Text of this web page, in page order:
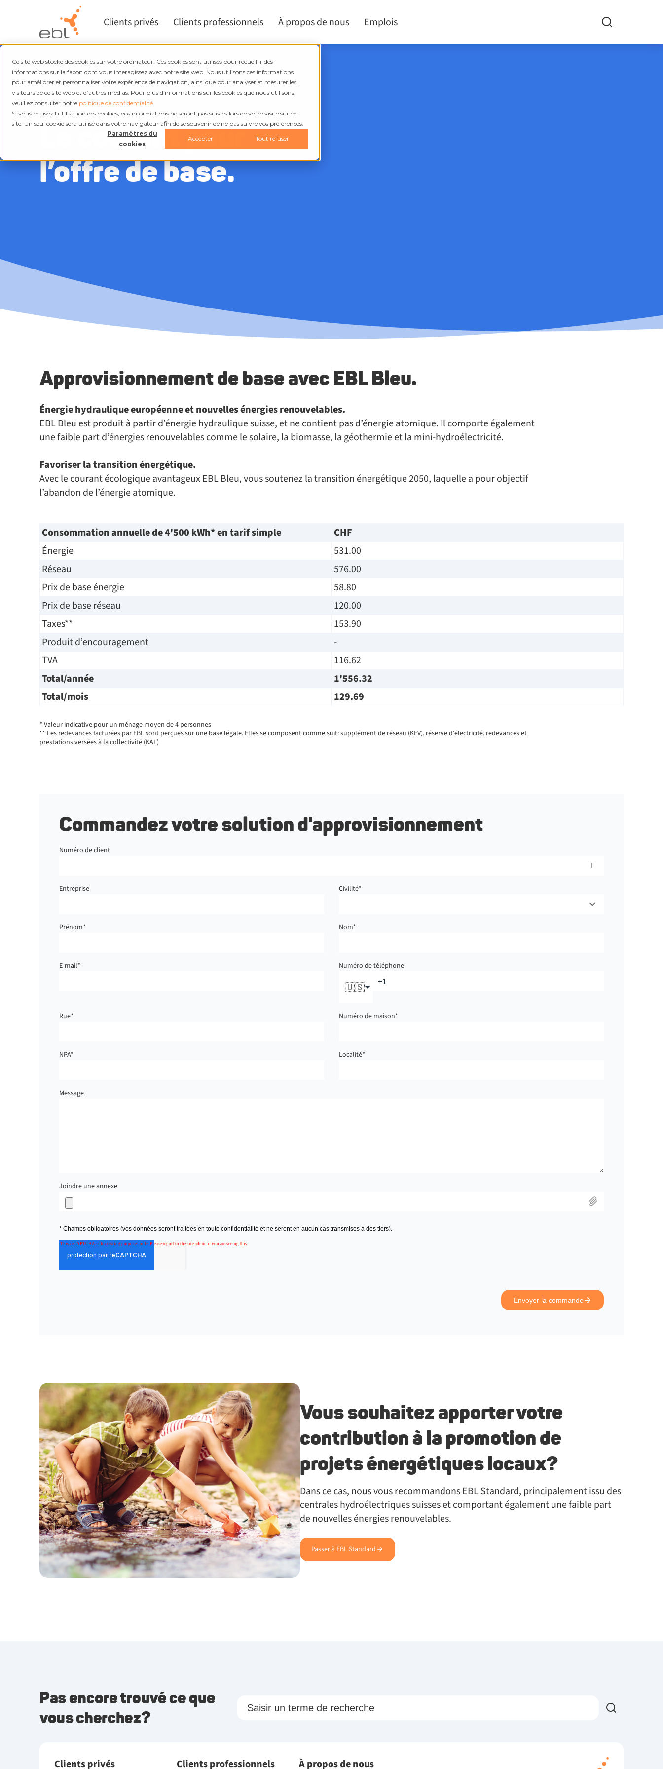
Ce site web stocke des cookies sur votre ordinateur. Ces cookies sont utilisés pour recueillir des
informations sur la façon dont vous interagissez avec notre site web. Nous utilisons ces informations
pour améliorer et personnaliser votre expérience de navigation, ainsi que pour analyser et mesurer les
visiteurs de ce site web et d’autres médias. Pour plus d’informations sur les cookies que nous utilisons,
veuillez consulter notre politique de confidentialité.
Si vous refusez l'utilisation des cookies, vos informations ne seront pas suivies lors de votre visite sur ce
site. Un seul cookie sera utilisé dans votre navigateur afin de se souvenir de ne pas suivre vos préférences.
Paramètres du
cookies
Accepter Tout refuser
Clients privés Clients professionnels À propos de nous Emplois
EBL Bleu
Le courant pour
l’offre de base.
Approvisionnement de base avec EBL Bleu.
Énergie hydraulique européenne et nouvelles énergies renouvelables.
EBL Bleu est produit à partir d’énergie hydraulique suisse, et ne contient pas d’énergie atomique. Il comporte également
une faible part d’énergies renouvelables comme le solaire, la biomasse, la géothermie et la mini-hydroélectricité.
Favoriser la transition énergétique.
Avec le courant écologique avantageux EBL Bleu, vous soutenez la transition énergétique 2050, laquelle a pour objectif
l’abandon de l’énergie atomique.
Consommation annuelle de 4'500 kWh* en tarif simple
CHF
Énergie
531.00
Réseau
576.00
Prix de base énergie
58.80
Prix de base réseau
120.00
Taxes**
153.90
Produit d’encouragement
-
TVA
116.62
Total/année
1'556.32
Total/mois
129.69
* Valeur indicative pour un ménage moyen de 4 personnes
** Les redevances facturées par EBL sont perçues sur une base légale. Elles se composent comme suit: supplément de réseau (KEV), réserve d'électricité, redevances et
prestations versées à la collectivité (KAL)
Commandez votre solution d'approvisionnement
Numéro de client
Entreprise Civilité*
Prénom* Nom*
E-mail* Numéro de téléphone
🇺🇸
Rue* Numéro de maison*
NPA* Localité*
Message
Joindre une annexe
* Champs obligatoires (vos données seront traitées en toute confidentialité et ne seront en aucun cas transmises à des tiers).
Envoyer la commande
Vous souhaitez apporter votre
contribution à la promotion de
projets énergétiques locaux?
Dans ce cas, nous vous recommandons EBL Standard, principalement issu des
centrales hydroélectriques suisses et comportant également une faible part
de nouvelles énergies renouvelables.
Passer à EBL Standard
Pas encore trouvé ce que
vous cherchez?
Clients privés Clients professionnels À propos de nous